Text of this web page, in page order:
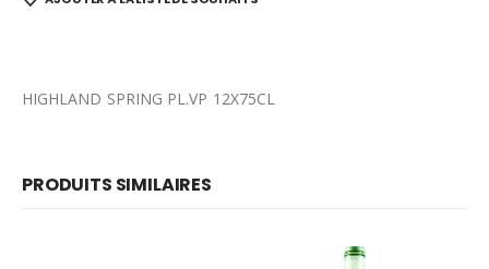
HIGHLAND SPRING PL.VP 12X75CL
PRODUITS SIMILAIRES